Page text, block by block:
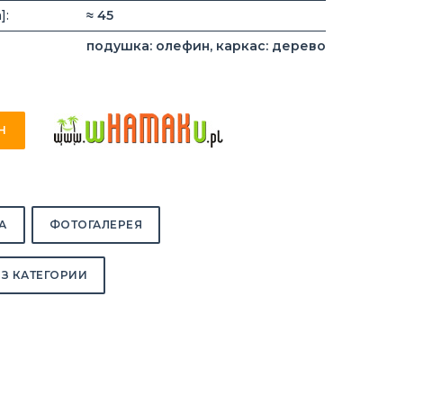
≈ 45
подушка: олефин, каркас: дерево
ФОТОГАЛЕРЕЯ
КАТЕГОРИИ